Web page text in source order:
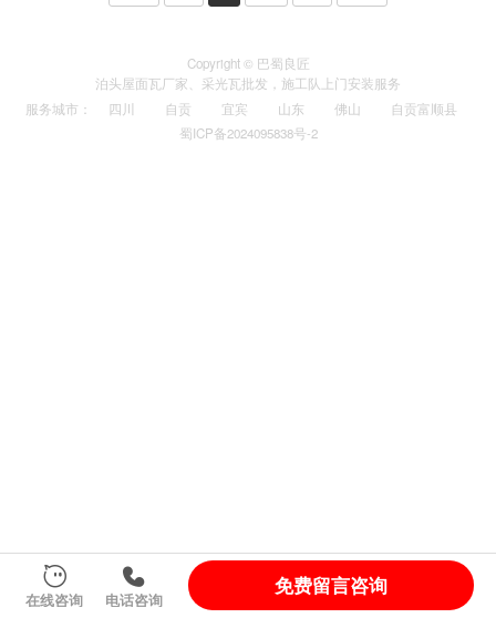
Copyright © 巴蜀良匠
泊头屋面瓦厂家 采光瓦批发，施工队上门安装服务
服务城市 ： 四川 自贡 宜宾 山东 佛山
自贡富顺县
蜀ICP备2024095838号-2
在线咨询 电话咨询
免费留言咨询